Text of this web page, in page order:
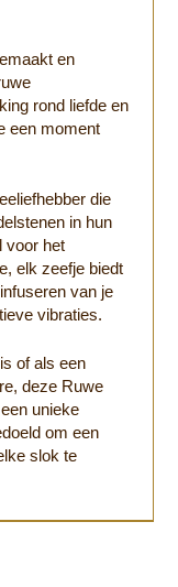
en
rond liefde en
een moment
die
in hun
voor het
elk zeefje biedt
van je
vibraties.
of als een
deze Ruwe
unieke
om een
slok te